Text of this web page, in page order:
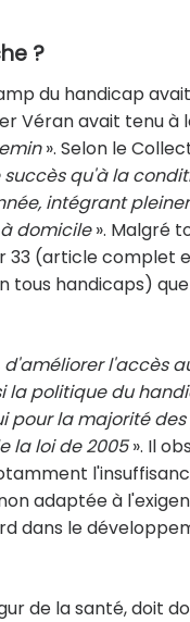
?
du handicap
Véran avait tenu à
». Selon le
qu'à la
intégrant
domicile». Malgré
33 (article complet
tous handicaps)
d'améliorer l'accès
la politique du
pour la majorité
la loi de 2005». Il
adaptée à
dans le
de la santé, doit